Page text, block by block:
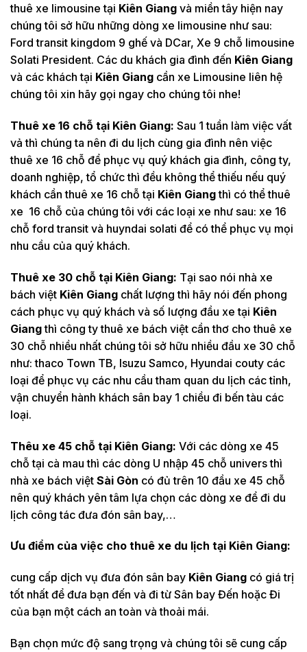
thuê xe limousine tại Kiên Giang và miền tây hiện nay
chúng tôi sở hữu những dòng xe limousine như sau:
Ford transit kingdom 9 ghế và DCar, Xe 9 chỗ limousine
Solati President. Các du khách gia đình đến Kiên Giang
và các khách tại Kiên Giang cần xe Limousine liên hệ
chúng tôi xin hãy gọi ngay cho chúng tôi nhe!
Thuê xe 16 chỗ tại Kiên Giang: Sau 1 tuần làm việc vất
vả thì chúng ta nên đi du lịch cùng gia đình nên việc
thuê xe 16 chỗ để phục vụ quý khách gia đình, công ty,
doanh nghiệp, tổ chức thì đều không thể thiếu nếu quý
khách cần thuê xe 16 chỗ tại Kiên Giangthì có thể thuê
xe 16 chỗ của chúng tôi với các loại xe như sau: xe 16
chỗ ford transit và huyndai solati để có thể phục vụ mọi
nhu cầu của quý khách.
Thuê xe 30 chỗ tại Kiên Giang: Tại sao nói nhà xe
bách việt Kiên Giang chất lượng thì hãy nói đến phong
cách phục vụ quý khách và số lượng đầu xe tại Kiên
Giangthì công ty thuê xe bách việt cần thơ cho thuê xe
30 chỗ nhiều nhất chúng tôi sở hữu nhiều đầu xe 30 chỗ
như: thaco Town TB, Isuzu Samco, Hyundai couty các
loại để phục vụ các nhu cầu tham quan du lịch các tỉnh,
vận chuyển hành khách sân bay 1 chiều đi bến tàu các
loại.
Thêu xe 45 chỗ tại Kiên Giang: Với các dòng xe 45
chỗ tại cà mau thì các dòng U nhập 45 chỗ univers thì
nhà xe bách việt Sài Gòn có đủ trên 10 đầu xe 45 chỗ
nên quý khách yên tâm lựa chọn các dòng xe để đi du
lịch công tác đưa đón sân bay,…
Ưu điểm của việc cho thuê xe du lịch tại Kiên Giang:
cung cấp dịch vụ đưa đón sân bay Kiên Giang có giá trị
tốt nhất để đưa bạn đến và đi từ Sân bay Đến hoặc Đi
của bạn một cách an toàn và thoải mái.
Bạn chọn mức độ sang trọng và chúng tôi sẽ cung cấp